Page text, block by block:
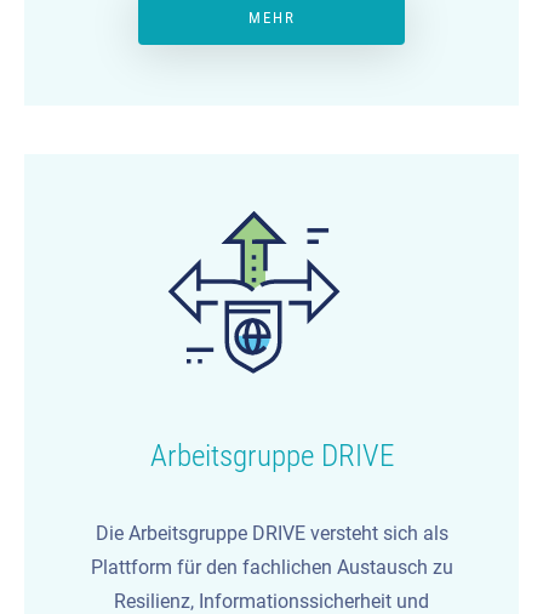
MEHR
Arbeitsgruppe DRIVE
Die Arbeitsgruppe DRIVE versteht sich als
Plattform für den fachlichen Austausch zu
Resilienz, Informationssicherheit und